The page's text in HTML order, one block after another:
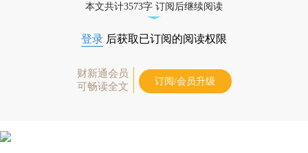
本文共计3573字 订阅后继续阅读
登录 后获取已订阅的阅读权限
财新通会员
可畅读全文
订阅/会员升级